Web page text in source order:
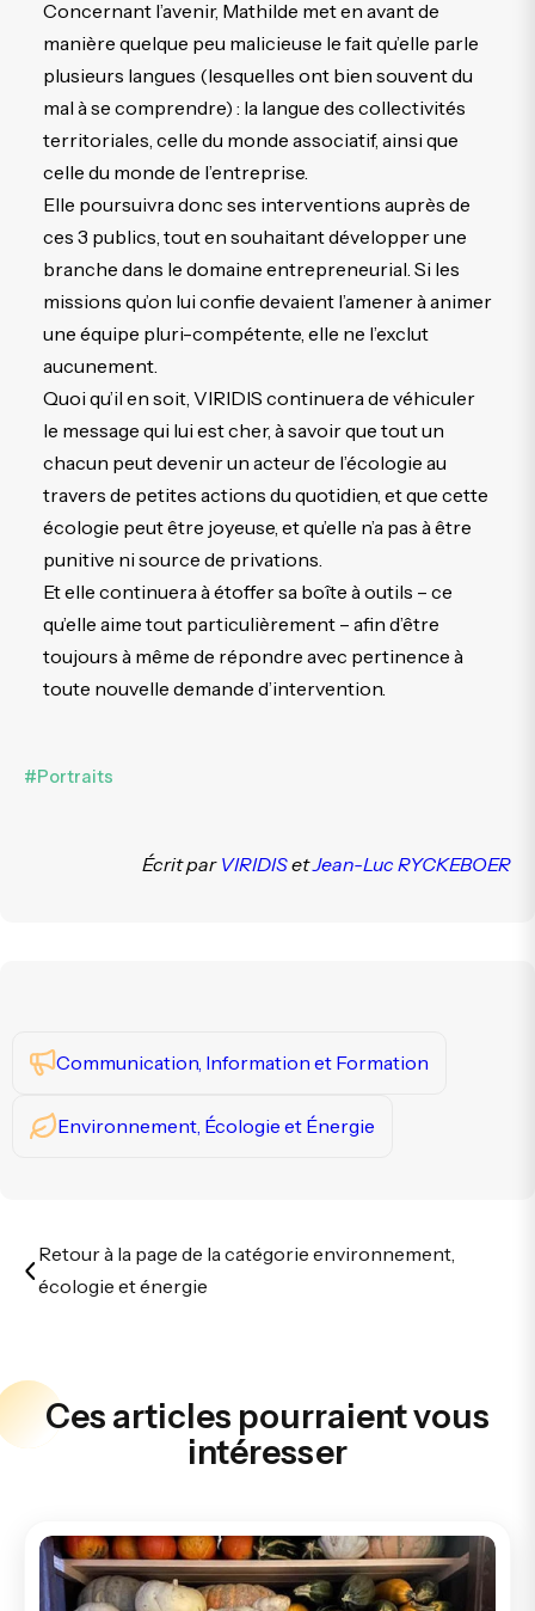
Concernant l’avenir, Mathilde met en avant de
manière quelque peu malicieuse le fait qu’elle parle
plusieurs langues (lesquelles ont bien souvent du
mal à se comprendre) : la langue des collectivités
territoriales, celle du monde associatif, ainsi que
celle du monde de l’entreprise.
Elle poursuivra donc ses interventions auprès de
ces 3 publics, tout en souhaitant développer une
branche dans le domaine entrepreneurial. Si les
missions qu’on lui confie devaient l’amener à animer
une équipe pluri-compétente, elle ne l’exclut
aucunement.
Quoi qu’il en soit, VIRIDIS continuera de véhiculer
le message qui lui est cher, à savoir que tout un
chacun peut devenir un acteur de l’écologie au
travers de petites actions du quotidien, et que cette
écologie peut être joyeuse, et qu’elle n’a pas à être
punitive ni source de privations.
Et elle continuera à étoffer sa boîte à outils – ce
qu’elle aime tout particulièrement – afin d’être
toujours à même de répondre avec pertinence à
toute nouvelle demande d’intervention.
#Portraits
Écrit par VIRIDISetJean-Luc RYCKEBOER
Communication, Information et Formation
Environnement, Écologie et Énergie
Retour à la page de la catégorie environnement,
écologie et énergie
Ces articles pourraient vous
intéresser